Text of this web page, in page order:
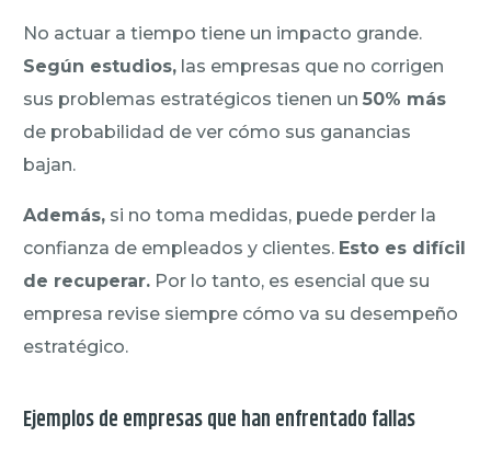
No actuar a tiempo tiene un impacto grande.
Según estudios, las empresas que no corrigen
sus problemas estratégicos tienen un50% más
de probabilidad de ver cómo sus ganancias
bajan.
Además, si no toma medidas, puede perder la
confianza de empleados y clientes. Esto es difícil
de recuperar. Por lo tanto, es esencial que su
empresa revise siempre cómo va su desempeño
estratégico.
Ejemplos de empresas que han enfrentado fallas